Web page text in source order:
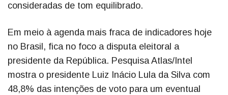
consideradas de tom equilibrado.
Em meio à agenda mais fraca de indicadores hoje
no Brasil, fica no foco a disputa eleitoral a
presidente da República. Pesquisa Atlas/Intel
mostra o presidente Luiz Inácio Lula da Silva com
48,8% das intenções de voto para um eventual